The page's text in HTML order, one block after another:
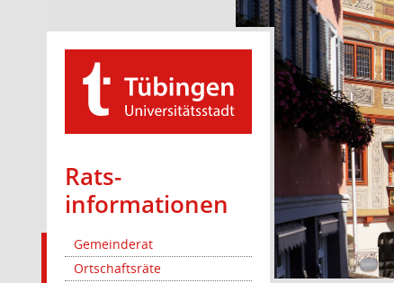
Rats­
informationen
Gemeinderat
Ortschaftsräte